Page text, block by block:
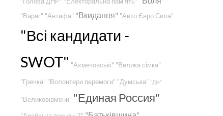
"Варяг" "Антифа" "Вкидання" "Авто Євро Сила"
"Всі кандидати -
SWOT" "Ахметовські" "Велика сімка"
"Гречка" "Волонтери перемоги" "Думська" "Дія"
"Великовірмени" "Единая Россия"